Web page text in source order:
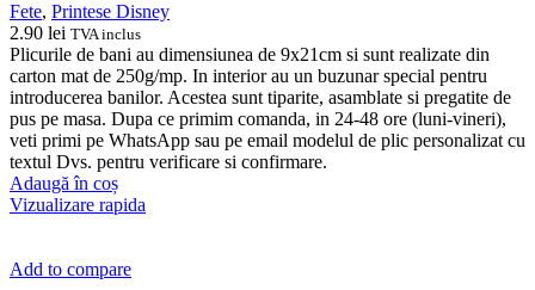
Fete, Printese Disney
2.90 lei TVA inclus
Plicurile de bani au dimensiunea de 9x21cm si sunt realizate din
carton mat de 250g/mp. In interior au un buzunar special pentru
introducerea banilor. Acestea sunt tiparite, asamblate si pregatite de
pus pe masa. Dupa ce primim comanda, in 24-48 ore (luni-vineri),
veti primi pe WhatsApp sau pe email modelul de plic personalizat cu
textul Dvs. pentru verificare si confirmare.
Adaugă în coș
Vizualizare rapida
Add to compare